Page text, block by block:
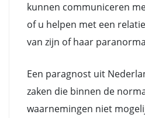
kunnen communiceren
of u helpen met een
van zijn of haar
Een paragnost uit
zaken die binnen de
waarnemingen niet